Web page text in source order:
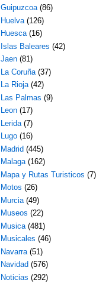
Guipuzcoa (86)
Huelva (126)
Huesca (16)
Islas Baleares (42)
Jaen (81)
La Coruña (37)
La Rioja (42)
Las Palmas (9)
Leon (17)
Lerida (7)
Lugo (16)
Madrid (445)
Malaga (162)
Mapa y Rutas Turisticos (7)
Motos (26)
Murcia (49)
Museos (22)
Musica (481)
Musicales (46)
Navarra (51)
Navidad (576)
Noticias (292)